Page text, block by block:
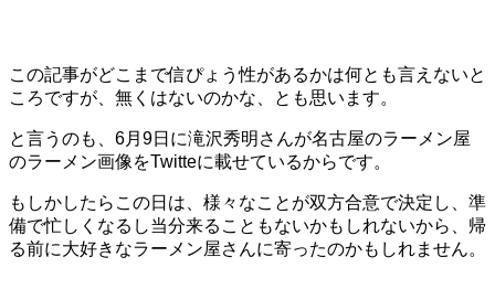
この記事がどこまで信ぴょう性があるかは何とも言えないと
ころですが、無くはないのかな、とも思います。
と言うのも、6月9日に滝沢秀明さんが名古屋のラーメン屋
のラーメン画像をTwitteに載せているからです。
もしかしたらこの日は、様々なことが双方合意で決定し、準
備で忙しくなるし当分来ることもないかもしれないから、帰
る前に大好きなラーメン屋さんに寄ったのかもしれません。